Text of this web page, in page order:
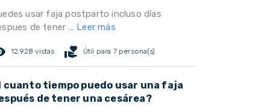
usar faja postparto incluso días
de tener ... Leer más
12.928 vistas volunteer_activism Útil para 7 persona(s)
cuanto tiempo puedo usar una faja
de tener una cesárea?